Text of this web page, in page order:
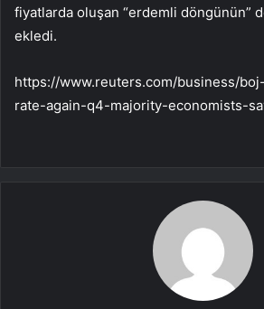
fiyatlarda oluşan “erdemli döngünün”
ekledi.
https://www.reuters.com/business/
rate-again-q4-majority-economists-